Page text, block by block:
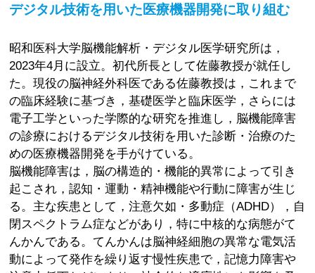
デジタル技術を用いた医療機器開発に取り組む
昭和医科大学脳機能解析・デジタル医学研究所は，
2023年4月に設立。初代所長として佐藤教授が就任し
た。現役の脳神経外科医である佐藤教授は，これまで
の臨床経験に基づき，基礎医学と臨床医学，さらには
電子工学といった学際的な研究を推進し，脳機能障害
の診療におけるデジタル技術を用いた診断・治療のた
めの医療機器開発を手がけている。
脳機能障害は，脳の構造的・機能的異常によって引き
起こされ，認知・運動・精神機能や行動に障害が生じ
る。主な疾患として，注意欠如・多動症（ADHD），自
閉スペクトラム症などがあり，特に中核的な病態がて
んかんである。てんかんは脳神経細胞の異常な電気活
動によって発作を繰り返す慢性疾患で，記憶力障害や